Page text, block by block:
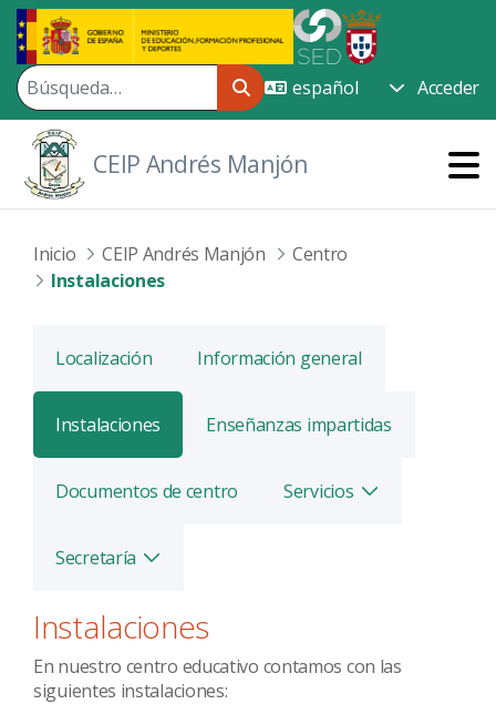
Saltar al contenido principal
Acceder
CEIP Andrés Manjón
Inicio CEIP Andrés Manjón
Centro
Instalaciones
Localización Información general
Instalaciones Enseñanzas impartidas
Documentos de centro Servicios Alternar
Secretaría Alternar
Instalaciones
En nuestro centro educativo contamos con las
siguientes instalaciones: